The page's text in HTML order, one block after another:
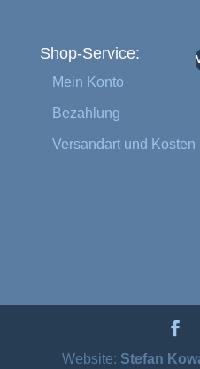
Shop-Service:
Mein Konto
Bezahlung
Versandart und Kosten
Website: Stefan